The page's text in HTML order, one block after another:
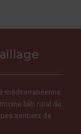
méditerranéenne.
bâti rural du
sentiers de